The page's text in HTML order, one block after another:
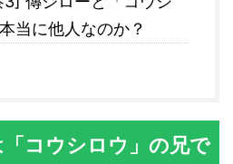
当に他人なのか？
コウシロウ」の兄で